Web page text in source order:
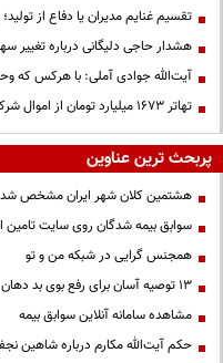
تقسیم غنایم مدیران یا دفاع از
هشدار حاجی دلیگانی درباره تغییر
آیت‌الله جوادی آملی: با هرکس که
تهاتر ۱۶۷۳ میلیارد تومان از اموال شرکت‌های تراستی
پربحث ترین عناوین
هشتمین کلان شهر ایران مشخص شد
سوابق بیمه شدگان روی سایت تامین
همجنس گرایی در شبکه من و تو
13 توصیه آسان برای رفع بوی بد دهان
مشاهده سامانه آنلاين سوابق بیمه
حكم آيت‌الله مكارم درباره شاهين